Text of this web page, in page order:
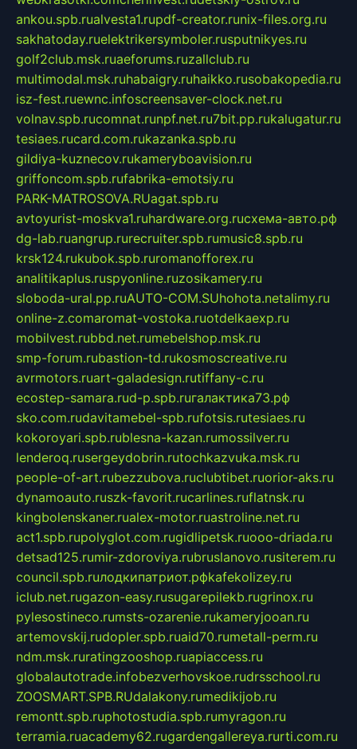
ankou.spb.rualvesta1.rupdf-creator.runix-files.org.ru
sakhatoday.ruelektrikersymboler.rusputnikyes.ru
golf2club.msk.ruaeforums.ruzallclub.ru
multimodal.msk.ruhabaigry.ruhaikko.rusobakopedia.ru
isz-fest.ruewnc.infoscreensaver-clock.net.ru
volnav.spb.rucomnat.runpf.net.ru7bit.pp.rukalugatur.ru
tesiaes.rucard.com.rukazanka.spb.ru
gildiya-kuznecov.rukameryboavision.ru
griffoncom.spb.rufabrika-emotsiy.ru
PARK-MATROSOVA.RUagat.spb.ru
avtoyurist-moskva1.ruhardware.org.ruсхема-авто.рф
dg-lab.ruangrup.rurecruiter.spb.rumusic8.spb.ru
krsk124.rukubok.spb.ruromanofforex.ru
analitikaplus.ruspyonline.ruzosikamery.ru
sloboda-ural.pp.ruAUTO-COM.SUhohota.netalimy.ru
online-z.comaromat-vostoka.ruotdelkaexp.ru
mobilvest.rubbd.net.rumebelshop.msk.ru
smp-forum.rubastion-td.rukosmoscreative.ru
avrmotors.ruart-galadesign.rutiffany-c.ru
ecostep-samara.rud-p.spb.ruгалактика73.рф
sko.com.rudavitamebel-spb.rufotsis.rutesiaes.ru
kokoroyari.spb.rublesna-kazan.rumossilver.ru
lenderoq.rusergeydobrin.rutochkazvuka.msk.ru
people-of-art.rubezzubova.ruclubtibet.ruorior-aks.ru
dynamoauto.ruszk-favorit.rucarlines.ruflatnsk.ru
kingbolenskaner.rualex-motor.ruastroline.net.ru
act1.spb.rupolyglot.com.rugidlipetsk.ruooo-driada.ru
detsad125.rumir-zdoroviya.rubruslanovo.rusiterem.ru
council.spb.ruлодкипатриот.рфkafekolizey.ru
iclub.net.rugazon-easy.rusugarepilekb.rugrinox.ru
pylesostineco.rumsts-ozarenie.rukameryjooan.ru
artemovskij.rudopler.spb.ruaid70.rumetall-perm.ru
ndm.msk.ruratingzooshop.ruapiaccess.ru
globalautotrade.infobezverhovskoe.rudrsschool.ru
ZOOSMART.SPB.RUdalakony.rumedikijob.ru
remontt.spb.ruphotostudia.spb.rumyragon.ru
terramia.ruacademy62.rugardengallereya.rurti.com.ru